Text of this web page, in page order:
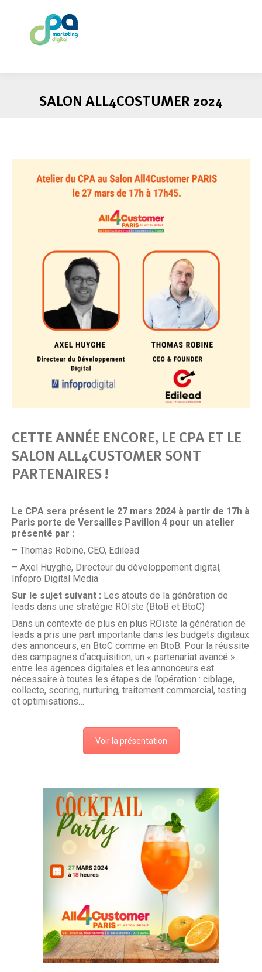
SALON ALL4COSTUMER 2024
CETTE ANNÉE ENCORE, LE CPA ET LE
SALON ALL4CUSTOMER SONT
PARTENAIRES !
Le CPA sera présent le 27 mars 2024 à partir de 17h à
Paris porte de Versailles Pavillon 4 pour un atelier
présenté par :
– Thomas Robine, CEO, Edilead
– Axel Huyghe, Directeur du développement digital,
Infopro Digital Media
Sur le sujet suivant : Les atouts de la génération de
leads dans une stratégie ROIste (BtoB et BtoC)
Dans un contexte de plus en plus ROiste la génération de
leads a pris une part importante dans les budgets digitaux
des annonceurs, en BtoC comme en BtoB. Pour la réussite
des campagnes d’acquisition, un « partenariat avancé »
entre les agences digitales et les annonceurs est
nécessaire à toutes les étapes de l’opération : ciblage,
collecte, scoring, nurturing, traitement commercial, testing
et optimisations…
Voir la présentation